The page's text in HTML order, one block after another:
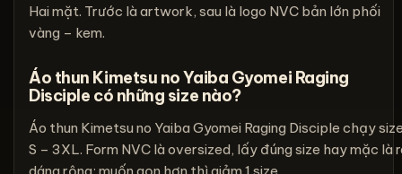
Hai mặt. Trước là artwork, sau là logo NVC bản lớn phối
vàng – kem.
Áo thun Kimetsu no Yaiba Gyomei Raging
Disciple có những size nào?
Áo thun Kimetsu no Yaiba Gyomei Raging Disciple chạy
S – 3XL. Form NVC là oversized, lấy đúng size hay mặc là